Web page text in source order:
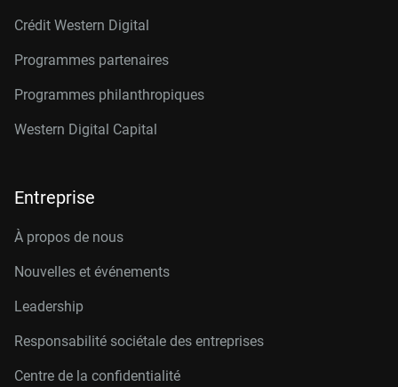
Crédit Western Digital
Programmes partenaires
Programmes philanthropiques
Western Digital Capital
Entreprise
À propos de nous
Nouvelles et événements
Leadership
Responsabilité sociétale des entreprises
Centre de la confidentialité